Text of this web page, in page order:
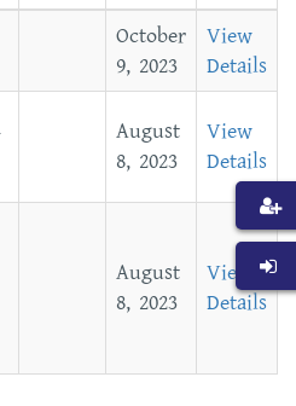
October
9, 2023
View
Details
August
8, 2023
View
Details
August
8, 2023
View
Details